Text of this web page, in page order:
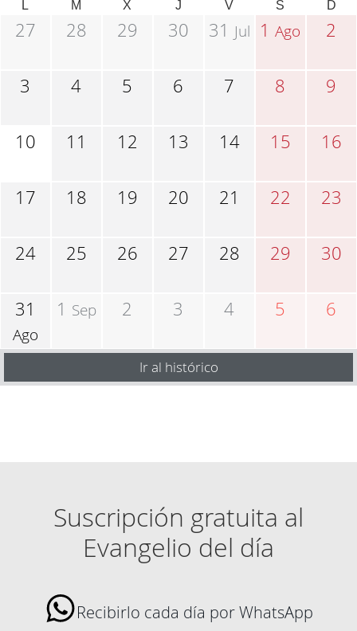
L M X J V S D
27 28 29 30 31 Jul 1Ago 2
3 4 5 6 7 8 9
10 11 12 13 14 15 16
17 18 19 20 21 22 23
24 25 26 27 28 29 30
31
Ago
1 Sep 2 3 4 5 6
Ir al histórico
Suscripción gratuita al
Evangelio del día
Recibirlo cada día por WhatsApp